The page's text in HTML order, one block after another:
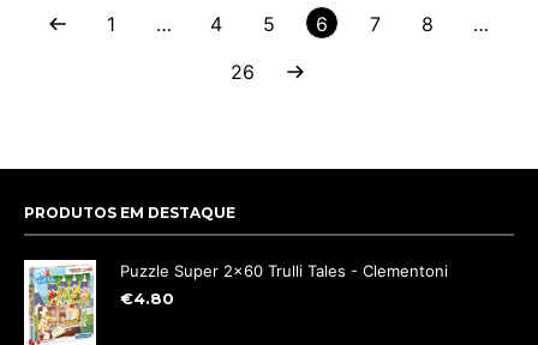
1 … 4 5 6 7 8
…
26
PRODUTOS EM DESTAQUE
Puzzle Super 2x60 Trulli Tales - Clementoni
€4.80